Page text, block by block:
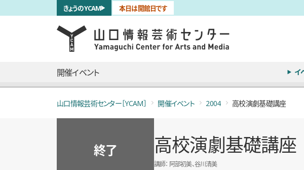
skip to main content 本日は開館日です
きょうのYCAM
言語を切り替える
メインナビゲーション
開催イベント イ
山口情報芸術センター［YCAM］ 開催イベント 2004 高校演劇基礎講座
終了 高校演劇基礎講座
講師 阿部初美、谷川清美